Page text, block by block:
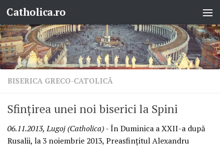
Skip to content
Catholica.ro
BISERICA GRECO-CATOLICĂ
Sfinţirea unei noi biserici la Spini
06.11.2013, Lugoj (Catholica)- În Duminica a XXII-a după
Rusalii, la 3 noiembrie 2013, Preasfinţitul Alexandru